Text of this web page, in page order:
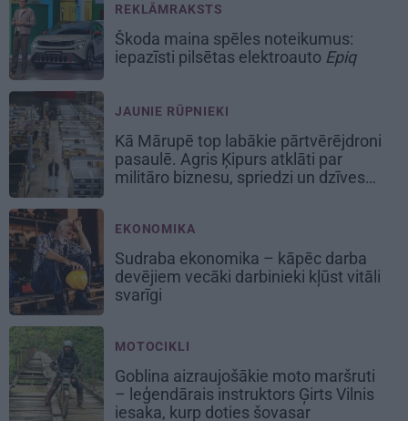
REKLĀMRAKSTS
Škoda maina spēles noteikumus:
iepazīsti pilsētas elektroauto Epiq
JAUNIE RŪPNIEKI
Kā Mārupē top labākie pārtvērējdroni
pasaulē. Agris Ķipurs atklāti par
militāro biznesu, spriedzi un dzīves
EKONOMIKA
Sudraba ekonomika – kāpēc darba
devējiem vecāki darbinieki kļūst vitāli
svarīgi
MOTOCIKLI
Goblina aizraujošākie moto maršruti
– leģendārais instruktors Ģirts Vilnis
iesaka, kurp doties šovasar